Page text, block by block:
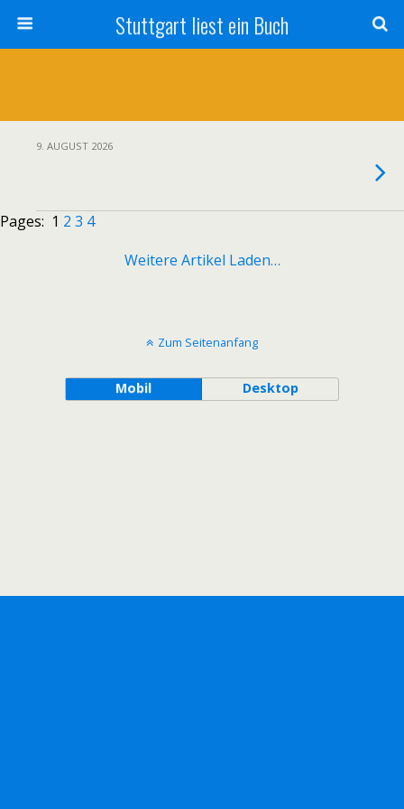
Stuttgart liest ein Buch
9. AUGUST 2026
Pages: 1 2 3 4
Weitere Artikel Laden…
Zum Seitenanfang
Mobil Desktop